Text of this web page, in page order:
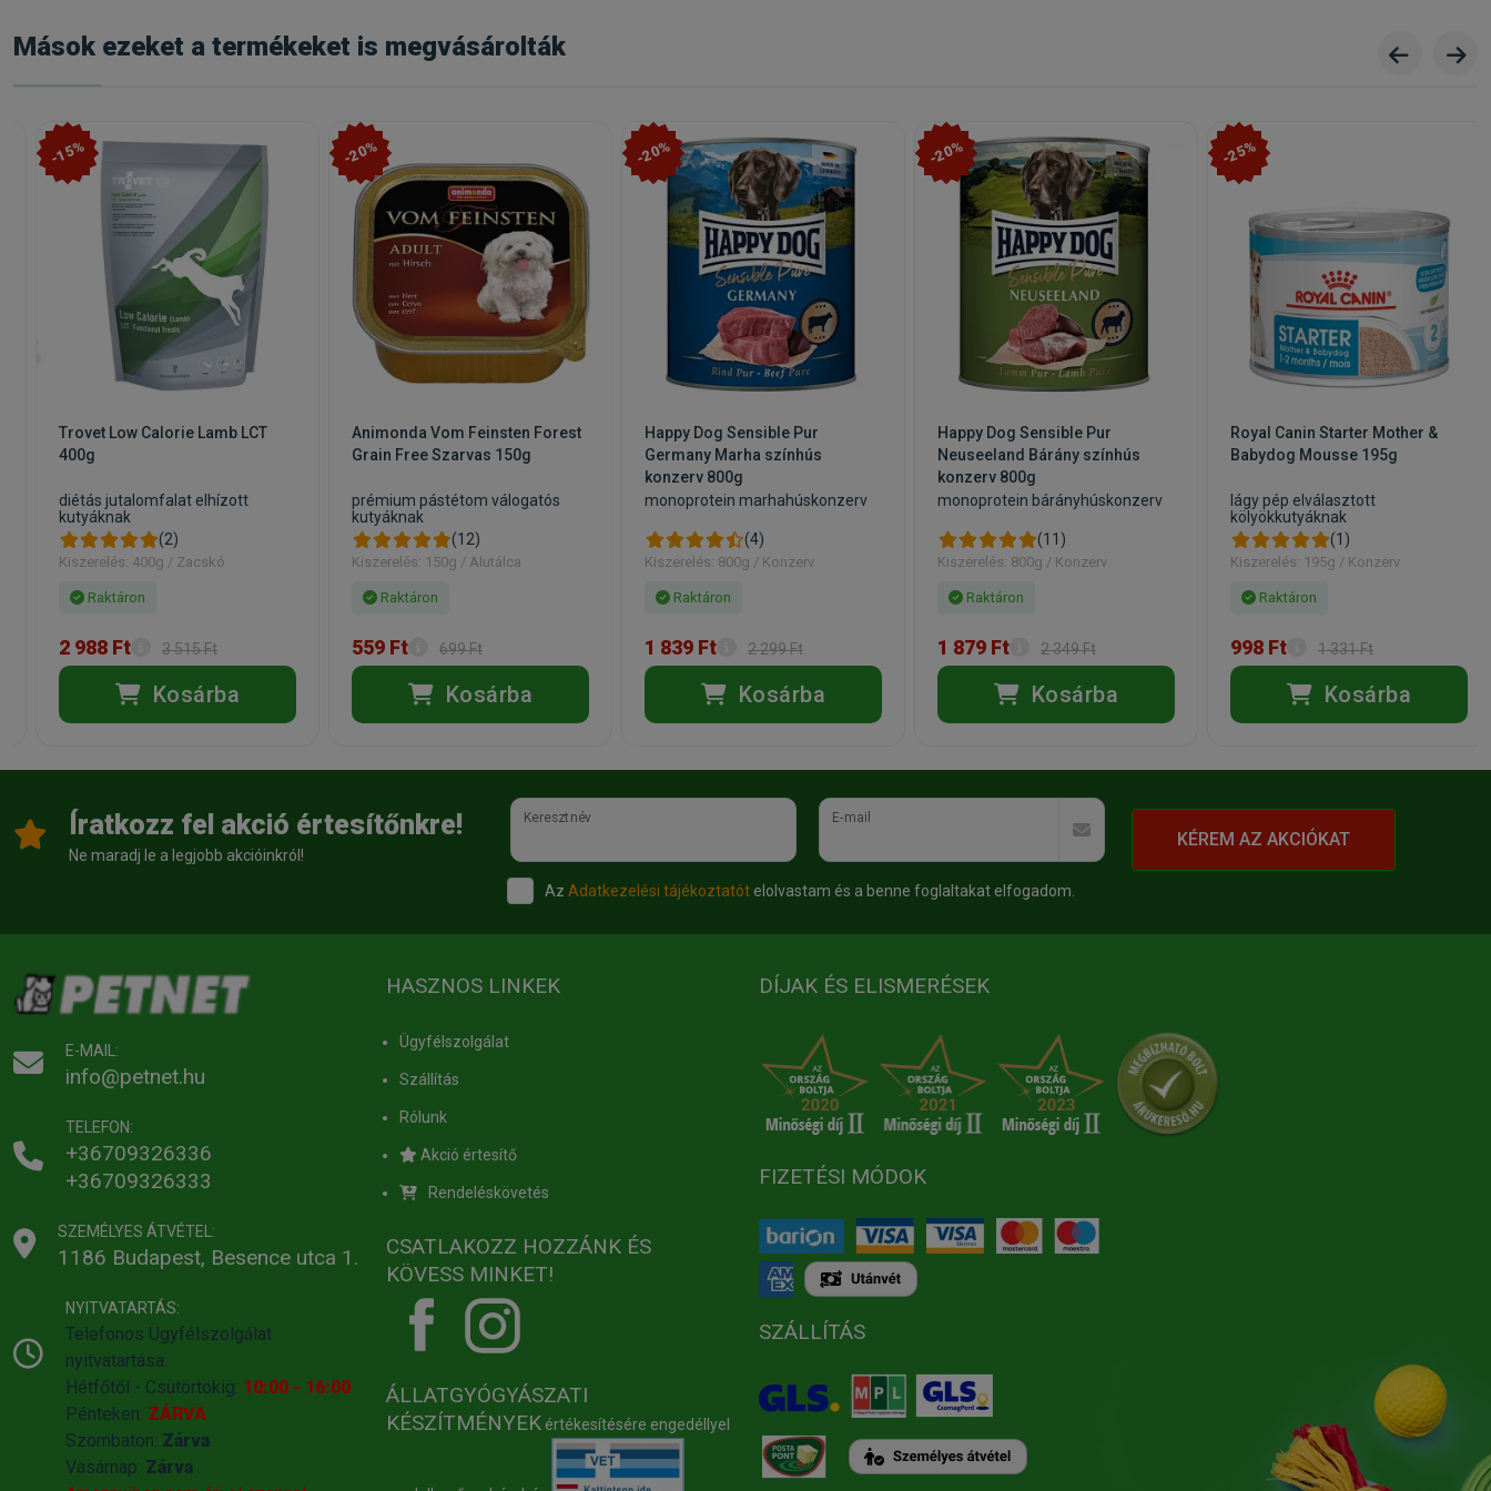
Mások ezeket a termékeket is megvásárolták
-15%
Trovet Low Calorie Lamb LCT
400g
diétás jutalomfalat elhízott
kutyáknak
(2)
Kiszerelés: 400g / Zacskó
Raktáron
2 988 Ft 3 515 Ft
Kosárba
-20%
Animonda Vom Feinsten Forest
Grain Free Szarvas 150g
prémium pástétom válogatós
kutyáknak
(12)
Kiszerelés: 150g / Alutálca
Raktáron
559 Ft 699 Ft
Kosárba
-20%
Happy Dog Sensible Pur
Germany Marha színhús
konzerv 800g
monoprotein marhahúskonzerv
(4)
Kiszerelés: 800g / Konzerv
Raktáron
1 839 Ft 2 299 Ft
Kosárba
-20%
Happy Dog Sensible Pur
Neuseeland Bárány színhús
konzerv 800g
monoprotein bárányhúskonzerv
(11)
Kiszerelés: 800g / Konzerv
Raktáron
1 879 Ft 2 349 Ft
Kosárba
-25%
Royal Canin Starter Mother &
Babydog Mousse 195g
lágy pép elválasztott
kölyökkutyáknak
(1)
Kiszerelés: 195g / Konzerv
Raktáron
998 Ft 1 331 Ft
Kosárba
Íratkozz fel akció értesítőnkre!
Ne maradj le a legjobb akcióinkról!
Keresztnév E-mail
Az Adatkezelési tájékoztatót elolvastam és a benne foglaltakat elfogadom.
KÉREM AZ AKCIÓKAT
E-MAIL:
info@petnet.hu
TELEFON:
+36709326336
+36709326333
SZEMÉLYES ÁTVÉTEL:
1186 Budapest, Besence utca 1.
NYITVATARTÁS:
Telefonos Ügyfélszolgálat
nyitvatartása:
Hétfőtől - Csütörtökig: 10:00 - 16:00
Pénteken: ZÁRVA
Szombaton: Zárva
Vasárnap: Zárva
HASZNOS LINKEK
Ügyfélszolgálat
Szállítás
Rólunk
Akció értesítő
Rendeléskövetés
CSATLAKOZZ HOZZÁNK ÉS
KÖVESS MINKET!
ÁLLATGYÓGYÁSZATI
KÉSZÍTMÉNYEK értékesítésére engedéllyel
DÍJAK ÉS ELISMERÉSEK
FIZETÉSI MÓDOK
SZÁLLÍTÁS